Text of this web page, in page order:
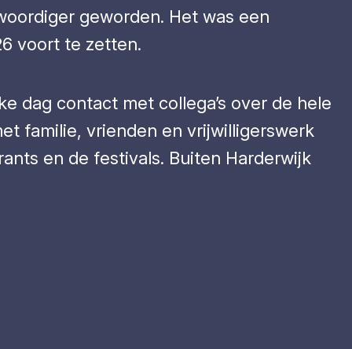
geworden. Het was een
voort te zetten.
dag contact met collega’s over de hele
familie, vrienden en vrijwilligerswerk
en de festivals. Buiten Harderwijk